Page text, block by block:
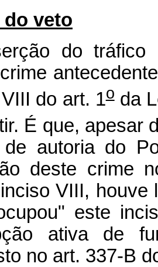
do veto
do
do art. 1oda
É que, apesar
de autoria do
deste crime
VIII, houve
este
ativa de
no art. 337-B